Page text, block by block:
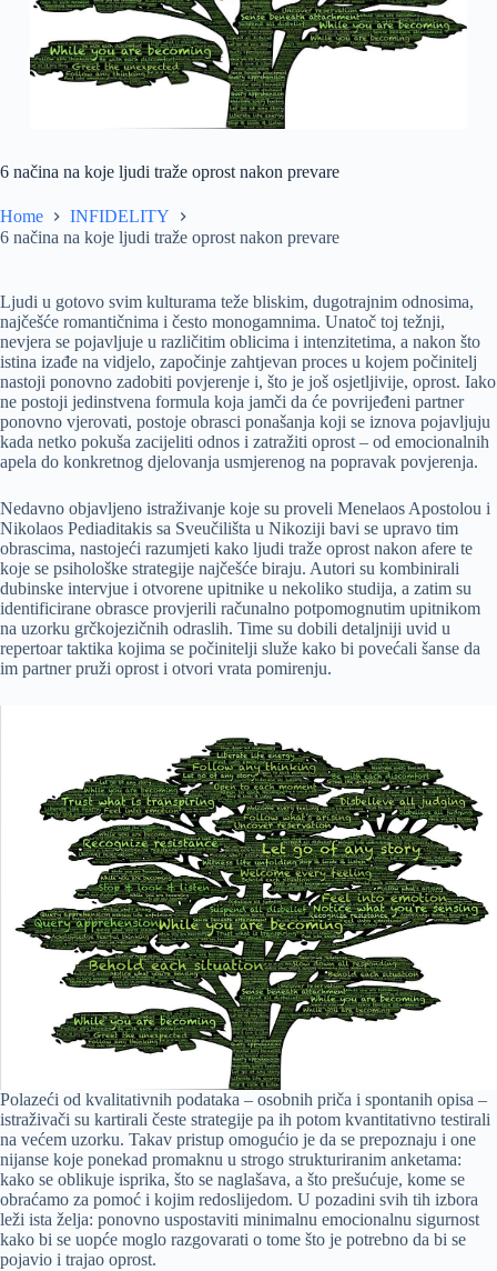
6 načina na koje ljudi traže oprost nakon prevare
Home
INFIDELITY
6 načina na koje ljudi traže oprost nakon prevare
Ljudi u gotovo svim kulturama teže bliskim, dugotrajnim odnosima,
najčešće romantičnima i često monogamnima. Unatoč toj težnji,
nevjera se pojavljuje u različitim oblicima i intenzitetima, a nakon što
istina izađe na vidjelo, započinje zahtjevan proces u kojem počinitelj
nastoji ponovno zadobiti povjerenje i, što je još osjetljivije, oprost. Iako
ne postoji jedinstvena formula koja jamči da će povrijeđeni partner
ponovno vjerovati, postoje obrasci ponašanja koji se iznova pojavljuju
kada netko pokuša zacijeliti odnos i zatražiti oprost – od emocionalnih
apela do konkretnog djelovanja usmjerenog na popravak povjerenja.
Nedavno objavljeno istraživanje koje su proveli Menelaos Apostolou i
Nikolaos Pediaditakis sa Sveučilišta u Nikoziji bavi se upravo tim
obrascima, nastojeći razumjeti kako ljudi traže oprost nakon afere te
koje se psihološke strategije najčešće biraju. Autori su kombinirali
dubinske intervjue i otvorene upitnike u nekoliko studija, a zatim su
identificirane obrasce provjerili računalno potpomognutim upitnikom
na uzorku grčkojezičnih odraslih. Time su dobili detaljniji uvid u
repertoar taktika kojima se počinitelji služe kako bi povećali šanse da
im partner pruži oprost i otvori vrata pomirenju.
Polazeći od kvalitativnih podataka – osobnih priča i spontanih opisa –
istraživači su kartirali česte strategije pa ih potom kvantitativno testirali
na većem uzorku. Takav pristup omogućio je da se prepoznaju i one
nijanse koje ponekad promaknu u strogo strukturiranim anketama:
kako se oblikuje isprika, što se naglašava, a što prešućuje, kome se
obraćamo za pomoć i kojim redoslijedom. U pozadini svih tih izbora
leži ista želja: ponovno uspostaviti minimalnu emocionalnu sigurnost
kako bi se uopće moglo razgovarati o tome što je potrebno da bi se
pojavio i trajao oprost.